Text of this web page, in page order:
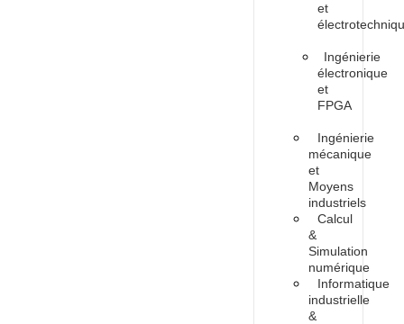
et
Ingénierie
électronique
et
FPGA
Ingénierie
mécanique
et
Moyens
industriels
Calcul
&
Simulation
numérique
Informatique
industrielle
&